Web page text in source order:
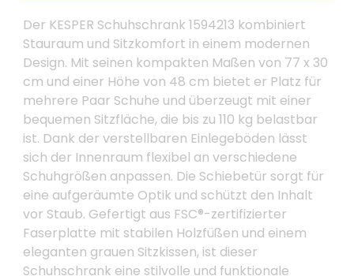
Der KESPER Schuhschrank 1594213 kombiniert
Stauraum und Sitzkomfort in einem modernen
Design. Mit seinen kompakten Maßen von 77 x 30
cm und einer Höhe von 48 cm bietet er Platz für
mehrere Paar Schuhe und überzeugt mit einer
bequemen Sitzfläche, die bis zu 110 kg belastbar
ist. Dank der verstellbaren Einlegeböden lässt
sich der Innenraum flexibel an verschiedene
Schuhgrößen anpassen. Die Schiebetür sorgt für
eine aufgeräumte Optik und schützt den Inhalt
vor Staub. Gefertigt aus FSC®-zertifizierter
Faserplatte mit stabilen Holzfüßen und einem
eleganten grauen Sitzkissen, ist dieser
Schuhschrank eine stilvolle und funktionale